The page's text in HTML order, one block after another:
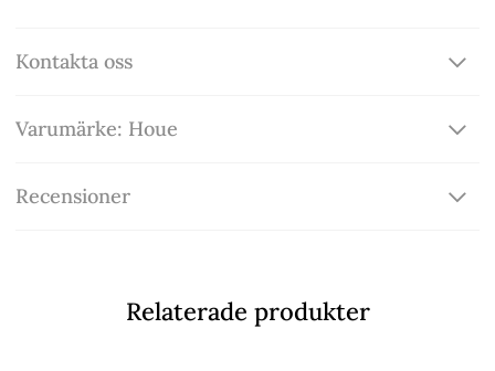
Kontakta oss
Varumärke: Houe
Recensioner
Relaterade produkter